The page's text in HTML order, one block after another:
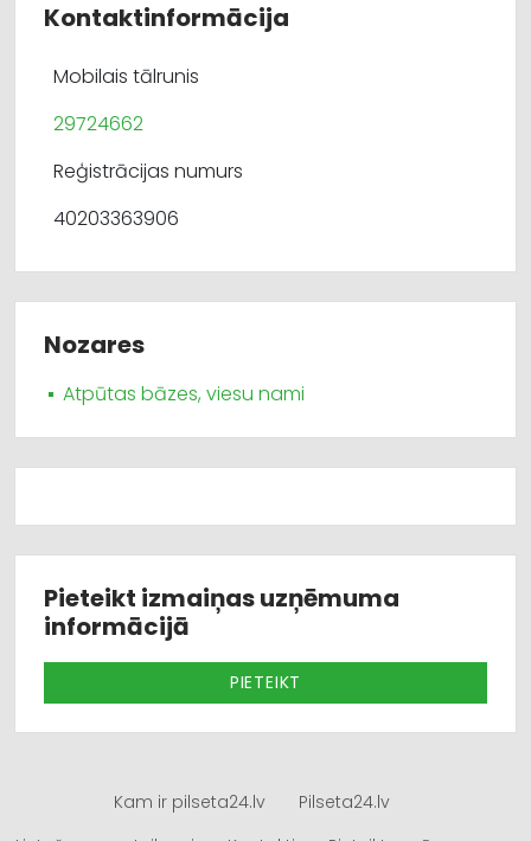
Kontaktinformācija
Mobilais tālrunis
29724662
Reģistrācijas numurs
40203363906
Nozares
Atpūtas bāzes, viesu nami
Pieteikt izmaiņas uzņēmuma
informācijā
PIETEIKT
Kam ir pilseta24.lv
Pilseta24.lv